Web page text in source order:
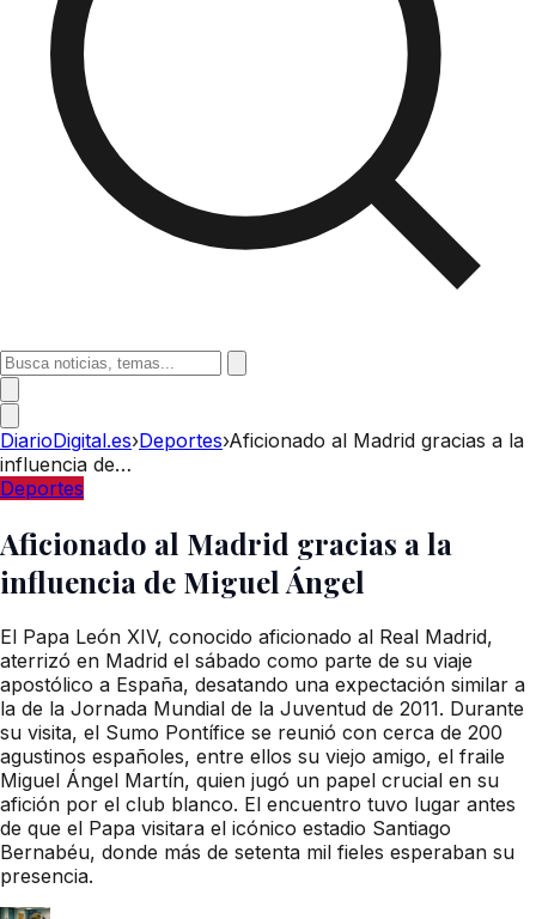
DiarioDigital.es›Deportes›Aficionado al Madrid gracias a la
influencia de…
Deportes
Aficionado al Madrid gracias a la
influencia de Miguel Ángel
El Papa León XIV, conocido aficionado al Real Madrid,
aterrizó en Madrid el sábado como parte de su viaje
apostólico a España, desatando una expectación similar a
la de la Jornada Mundial de la Juventud de 2011. Durante
su visita, el Sumo Pontífice se reunió con cerca de 200
agustinos españoles, entre ellos su viejo amigo, el fraile
Miguel Ángel Martín, quien jugó un papel crucial en su
afición por el club blanco. El encuentro tuvo lugar antes
de que el Papa visitara el icónico estadio Santiago
Bernabéu, donde más de setenta mil fieles esperaban su
presencia.